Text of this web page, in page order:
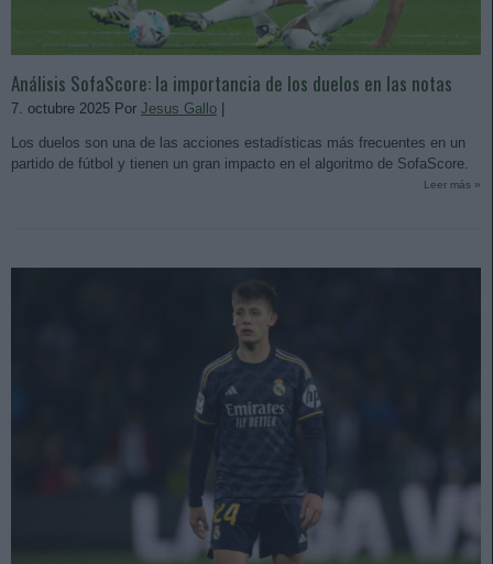
Análisis SofaScore: la importancia de los duelos en las notas
7. octubre 2025 Por Jesus Gallo
Los duelos son una de las acciones estadísticas más frecuentes en un
partido de fútbol y tienen un gran impacto en el algoritmo de SofaScore.
Leer más »